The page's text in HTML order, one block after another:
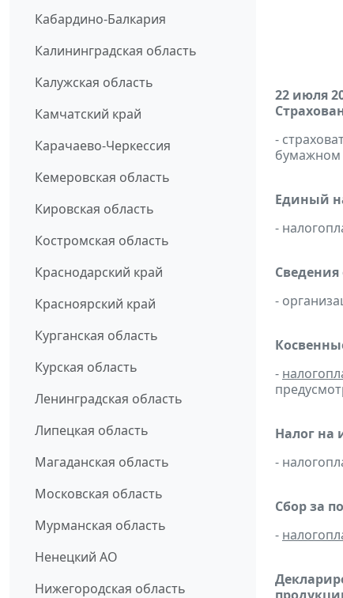
Кабардино-Балкария
Калининградская область
Калужская область
Камчатский край
Карачаево-Черкессия
Кемеровская область
Кировская область
Костромская область
Краснодарский край
Красноярский край
Курганская область
Курская область
Ленинградская область
Липецкая область
Магаданская область
Московская область
Мурманская область
Ненецкий АО
Нижегородская область
22 июля
-
бумажном
Единый
-
-
-
Налог на
-
Сбор за
-